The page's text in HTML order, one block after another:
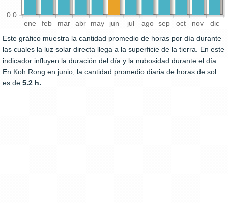
ene feb mar abr may jun jul ago sep oct nov dic
0.0
Este gráfico muestra la cantidad promedio de horas por día durante
las cuales la luz solar directa llega a la superficie de la tierra. En este
indicador influyen la duración del día y la nubosidad durante el día.
En Koh Rong en junio, la cantidad promedio diaria de horas de sol
es de 5.2 h.